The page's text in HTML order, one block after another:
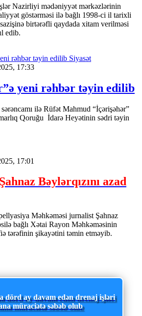
Nazirliyi mədəniyyət mərkəzlərinin
göstərməsi ilə bağlı 1998-ci il tarixli
birtərəfli qaydada xitam verilməsi
edib.
Siyasət
17:33
yeni rəhbər təyin edilib
sərəncamı ilə Rüfət Mahmud “İçərişəhər”
Qoruğu İdarə Heyətinin sədri təyin
17:01
Bəylərqızını azad
Məhkəməsi jurnalist Şahnaz
bağlı Xətai Rayon Məhkəməsinin
tərəfinin şikayətini təmin etməyib.
dörd ay davam edən drenaj işləri
müraciətə səbəb olub